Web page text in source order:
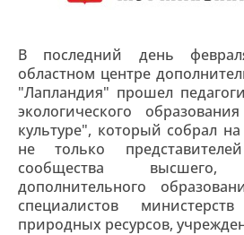
В последний день
областном центре
"Лапландия" прошел
экологического
культуре", который собрал
не только представителей
сообщества
дополнительного
специалистов
природных ресурсов,